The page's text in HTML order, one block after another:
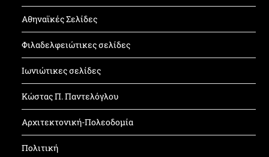
Αθηναϊκές Σελίδες
Φιλαδελφειώτικες σελίδες
Ιωνιώτικες σελίδες
Κώστας Π. Παντελόγλου
Αρχιτεκτονική-Πολεοδομία
Πολιτική